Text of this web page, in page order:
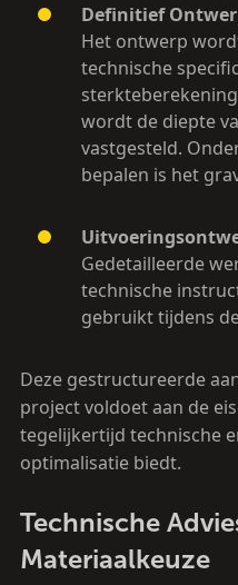
Definitief
Het ontwerp
technische
wordt de diepte
vastgesteld.
bepalen is het
Gedetailleerde
technische
gebruikt tijdens
Deze gestructureerde
project voldoet aan de
tegelijkertijd technische
optimalisatie biedt.
Technische
Materiaalkeuze